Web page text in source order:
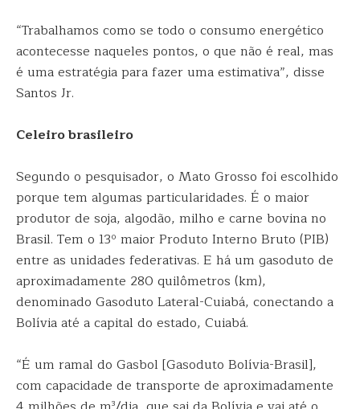
“Trabalhamos como se todo o consumo energético
acontecesse naqueles pontos, o que não é real, mas
é uma estratégia para fazer uma estimativa”, disse
Santos Jr.
Celeiro brasileiro
Segundo o pesquisador, o Mato Grosso foi escolhido
porque tem algumas particularidades. É o maior
produtor de soja, algodão, milho e carne bovina no
Brasil. Tem o 13º maior Produto Interno Bruto (PIB)
entre as unidades federativas. E há um gasoduto de
aproximadamente 280 quilômetros (km),
denominado Gasoduto Lateral-Cuiabá, conectando a
Bolívia até a capital do estado, Cuiabá.
“É um ramal do Gasbol [Gasoduto Bolívia-Brasil],
com capacidade de transporte de aproximadamente